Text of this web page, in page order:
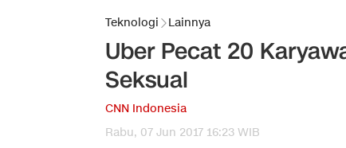
Teknologi Lainnya
Uber Pecat 20
Seksual
CNN Indonesia
Rabu, 07 Jun 2017 16:23 WIB